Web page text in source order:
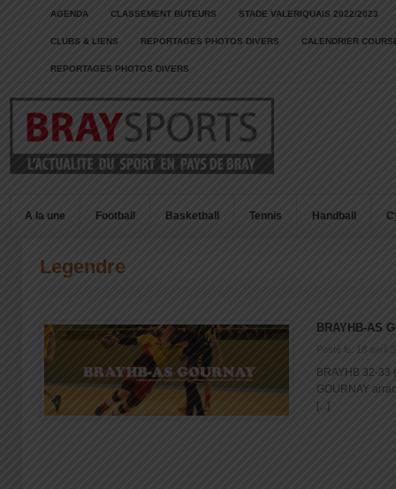
AGENDA CLASSEMENT BUTEURS STADE VALERIQUAIS 2022/2023
CLUBS & LIENS REPORTAGES PHOTOS DIVERS CALENDRIER
REPORTAGES PHOTOS DIVERS
A la une Football Basketball Tennis Handball
Legendre
BRAYHB-AS
Posté le: 18 avril
BRAYHB 32-33
GOURNAY
[...]